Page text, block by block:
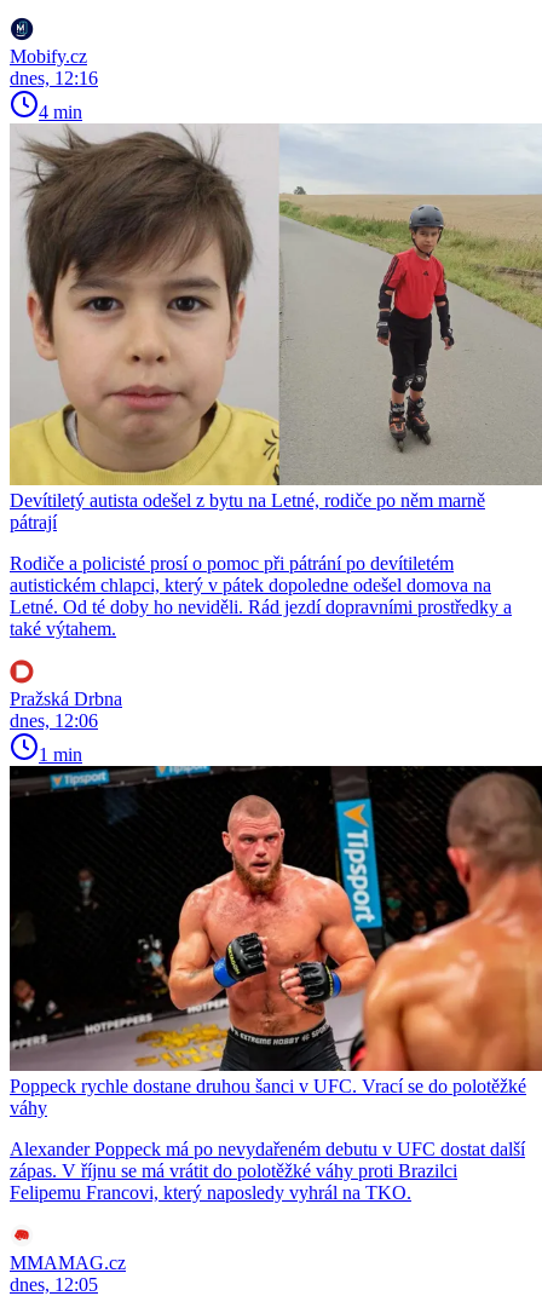
Mobify.cz
dnes, 12:16
4 min
Devítiletý autista odešel z bytu na Letné, rodiče po něm marně
pátrají
Rodiče a policisté prosí o pomoc při pátrání po devítiletém
autistickém chlapci, který v pátek dopoledne odešel domova na
Letné. Od té doby ho neviděli. Rád jezdí dopravními prostředky a
také výtahem.
Pražská Drbna
dnes, 12:06
1 min
Poppeck rychle dostane druhou šanci v UFC. Vrací se do polotěžké
váhy
Alexander Poppeck má po nevydařeném debutu v UFC dostat další
zápas. V říjnu se má vrátit do polotěžké váhy proti Brazilci
Felipemu Francovi, který naposledy vyhrál na TKO.
MMAMAG.cz
dnes, 12:05